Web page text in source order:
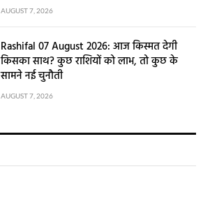
AUGUST 7, 2026
Rashifal 07 August 2026: आज किस्मत देगी
किसका साथ? कुछ राशियों को लाभ, तो कुछ के
सामने नई चुनौती
AUGUST 7, 2026